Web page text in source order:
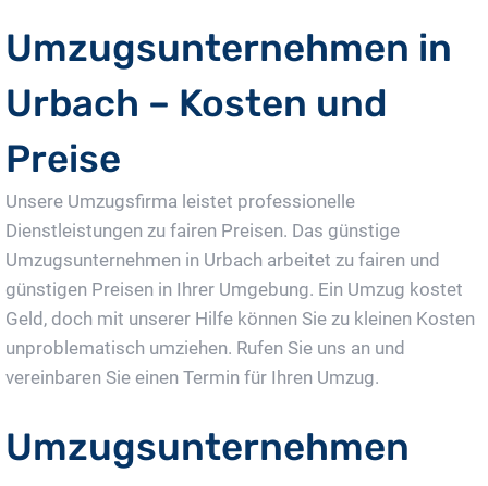
Umzugsunternehmen in
Urbach – Kosten und
Preise
Unsere Umzugsfirma leistet professionelle
Dienstleistungen zu fairen Preisen. Das günstige
Umzugsunternehmen in Urbach arbeitet zu fairen und
günstigen Preisen in Ihrer Umgebung. Ein Umzug kostet
Geld, doch mit unserer Hilfe können Sie zu kleinen Kosten
unproblematisch umziehen. Rufen Sie uns an und
vereinbaren Sie einen Termin für Ihren Umzug.
Umzugsunternehmen